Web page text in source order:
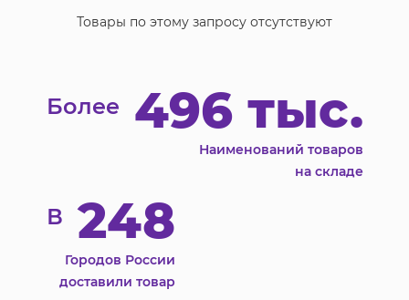
Товары по этому запросу отсутствуют
Более 496 тыс.
Наименований товаров
на складе
В 248
Городов России
доставили товар